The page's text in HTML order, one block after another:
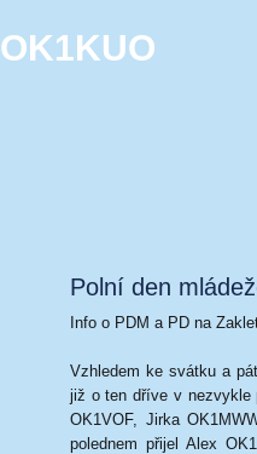
Polní den
Info o PDM a PD na
Vzhledem ke svátku a
již o ten dříve v nezvykle
OK1VOF, Jirka
polednem přijel Alex